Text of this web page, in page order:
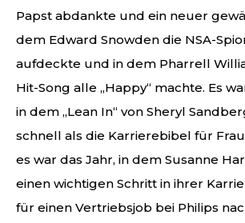
Papst abdankte und ein neuer
dem Edward Snowden die NSA-
aufdeckte und in dem Pharrell
Hit-Song alle „Happy“ machte. Es
in dem „Lean In“ von Sheryl
schnell als die Karrierebibel für
es war das Jahr, in dem Susanne
einen wichtigen Schritt in ihrer
für einen Vertriebsjob bei Philips